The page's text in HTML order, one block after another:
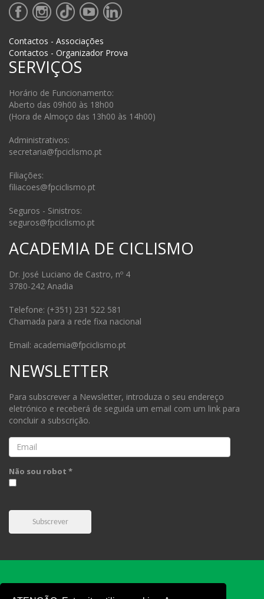
Contactos - Associações
Contactos - Organizador Prova
SERVIÇOS
Horário de Funcionamento:
Aberto das 09h00 às 18h00
(Hora de Almoço das 13h00 às 14h00)
Administrativos:
secretaria@fpciclismo.pt
Filiações:
filiacoes@fpciclismo.pt
Seguros - Sinistros:
seguros@fpciclismo.pt
ACADEMIA DE CICLISMO
Dr. José Luciano de Castro, nº 4
3780-242 Anadia
Telefone: (+351) 231 522 581
Chamada para a rede fixa nacional
Email: academia@fpciclismo.pt
NEWSLETTER
Para subscrever a Newsletter, introduza o seu endereço
eletrónico e receberá de seguida um email com um link para
concluir a subscrição.
Email
Não sou robot *
Subscrever